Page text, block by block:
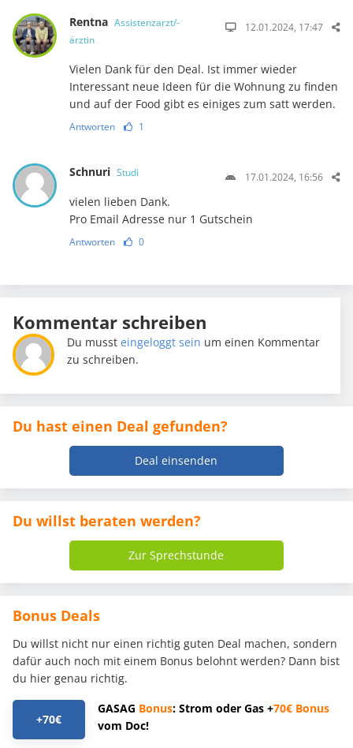
Rentna Assistenzarzt/-
ärztin
12.01.2024, 17:47
Vielen Dank für den Deal. Ist immer wieder
Interessant neue Ideen für die Wohnung zu finden
und auf der Food gibt es einiges zum satt werden.
Antworten 1
Schnuri Studi 17.01.2024, 16:56
vielen lieben Dank.
Pro Email Adresse nur 1 Gutschein
Antworten 0
Kommentar schreiben
Du mussteingeloggt sein um einen Kommentar
zu schreiben.
Du hast einen Deal gefunden?
Deal einsenden
Du willst beraten werden?
Zur Sprechstunde
Bonus Deals
Du willst nicht nur einen richtig guten Deal machen, sondern
dafür auch noch mit einem Bonus belohnt werden? Dann bist
du hier genau richtig.
+70€
GASAG Bonus: Strom oder Gas +70€ Bonus
vom Doc!